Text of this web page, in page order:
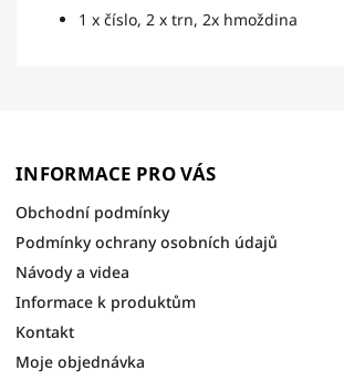
1 x číslo, 2 x trn, 2x hmoždina
INFORMACE PRO VÁS
Obchodní podmínky
Podmínky ochrany osobních údajů
Návody a videa
Informace k produktům
Kontakt
Moje objednávka